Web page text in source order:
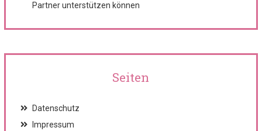
Partner unterstützen können
Seiten
Datenschutz
Impressum